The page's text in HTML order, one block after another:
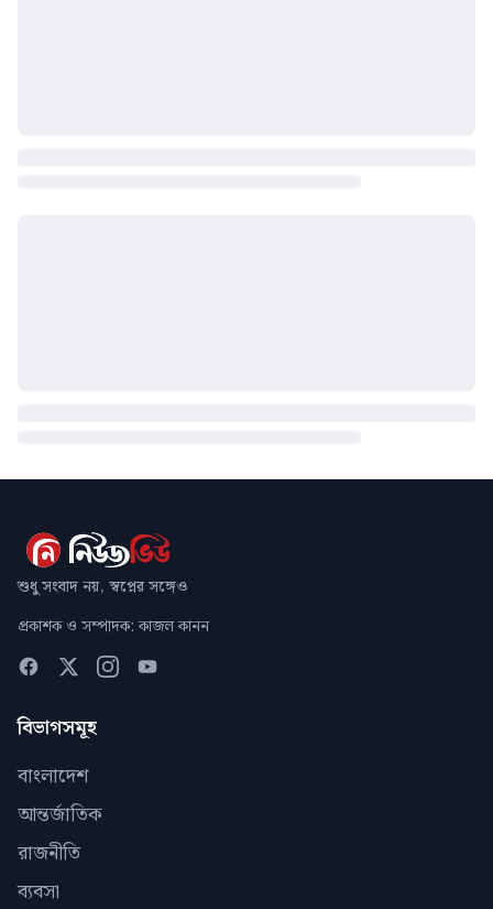
শুধু সংবাদ নয়, স্বপ্নের সঙ্গেও
প্রকাশক ও সম্পাদক: কাজল কানন
বিভাগসমূহ
বাংলাদেশ
আন্তর্জাতিক
রাজনীতি
ব্যবসা